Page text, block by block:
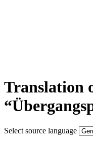
Translation
Select source language